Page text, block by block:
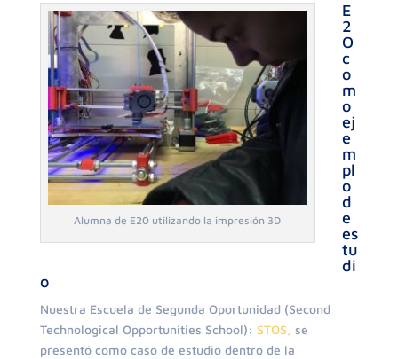
Alumna de E20 utilizando la impresión 3D
E
2
O
c
o
m
o
ej
e
m
pl
o
d
e
es
tu
di
o
Nuestra Escuela de Segunda Oportunidad (Second
Technological Opportunities School): STOS, se
presentó como caso de estudio dentro de la